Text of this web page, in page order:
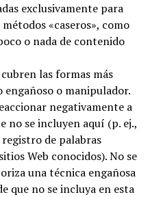
exclusivamente para
«caseros», como
o nada de contenido
las formas más
o manipulador.
negativamente a
no se incluyen aquí (p. ej.,
de palabras
Web conocidos). No se
una técnica engañosa
que no se incluya en esta